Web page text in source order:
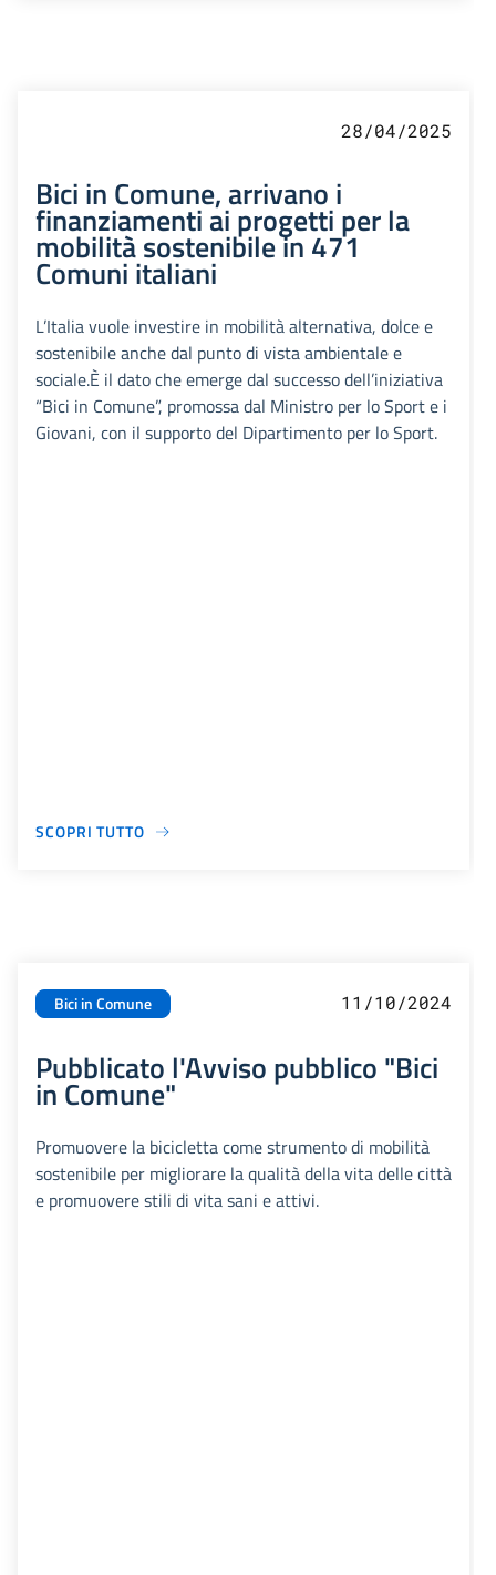
28/04/2025
Bici in Comune, arrivano i
finanziamenti ai progetti per la
mobilità sostenibile in 471
Comuni italiani
L’Italia vuole investire in mobilità alternativa, dolce e
sostenibile anche dal punto di vista ambientale e
sociale.È il dato che emerge dal successo dell’iniziativa
“Bici in Comune”, promossa dal Ministro per lo Sport e i
Giovani, con il supporto del Dipartimento per lo Sport.
SCOPRI TUTTO
Bici in Comune 11/10/2024
Pubblicato l'Avviso pubblico "Bici
in Comune"
Promuovere la bicicletta come strumento di mobilità
sostenibile per migliorare la qualità della vita delle città
e promuovere stili di vita sani e attivi.